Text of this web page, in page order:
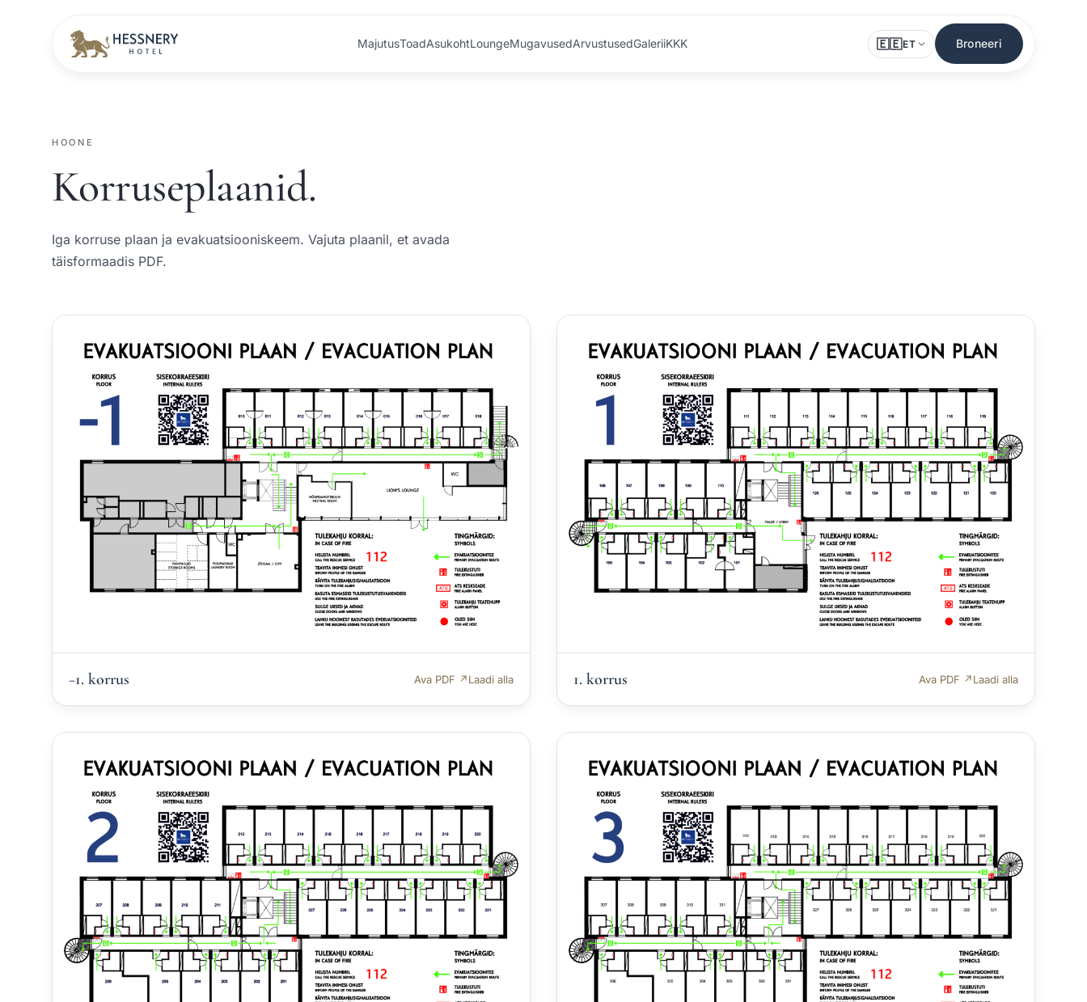
MajutusToadAsukohtLoungeMugavusedArvustusedGaleriiKKK 🇪🇪ET Broneeri
HOONE
Korruseplaanid.
Iga korruse plaan ja evakuatsiooniskeem. Vajuta plaanil, et avada
täisformaadis PDF.
−1. korrus Ava PDF ↗Laadi alla 1. korrus Ava PDF ↗Laadi alla